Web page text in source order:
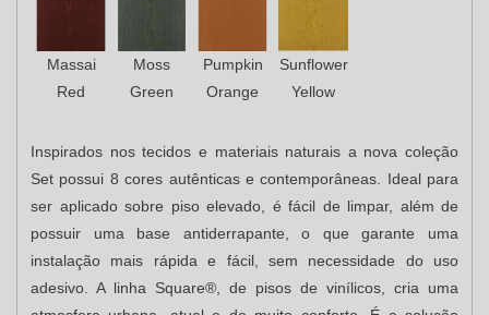
Massai
Red
Moss
Green
Pumpkin
Orange
Sunflower
Yellow
Inspirados nos tecidos e materiais naturais a nova coleção
Set possui 8 cores autênticas e contemporâneas. Ideal para
ser aplicado sobre piso elevado, é fácil de limpar, além de
possuir uma base antiderrapante, o que garante uma
instalação mais rápida e fácil, sem necessidade do uso
adesivo. A linha Square®, de pisos de vinílicos, cria uma